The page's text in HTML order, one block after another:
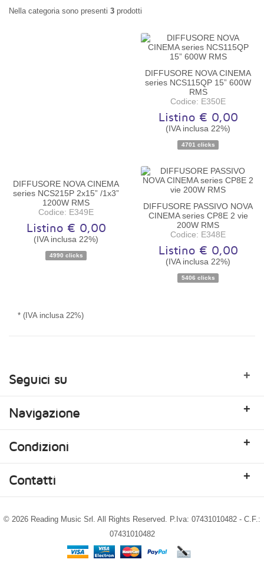
Nella categoria sono presenti 3 prodotti
Disponibilità:Non disponibile
DIFFUSORE NOVA CINEMA
series NCS215P 2x15” /1x3”
1200W RMS
Codice: E349E
Listino € 0,00
(IVA inclusa 22%)
4990 clicks
Disponibilità:Non disponibile
DIFFUSORE NOVA CINEMA
series NCS115QP 15” 600W
RMS
Codice: E350E
Listino € 0,00
(IVA inclusa 22%)
4701 clicks
Disponibilità:Non disponibile
DIFFUSORE PASSIVO NOVA
CINEMA series CP8E 2 vie
200W RMS
Codice: E348E
Listino € 0,00
(IVA inclusa 22%)
5406 clicks
* (IVA inclusa 22%)
Seguici su +
Navigazione +
Condizioni +
Contatti +
© 2026 Reading Music Srl. All Rights Reserved. P.Iva: 07431010482 - C.F.:
07431010482